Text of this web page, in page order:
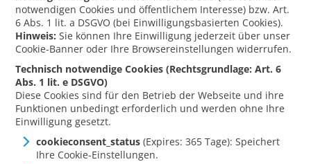
notwendigen Cookies und öffentlichem Interesse) bzw. Art.
6 Abs. 1 lit. a DSGVO (bei Einwilligungsbasierten Cookies).
Hinweis: Sie können Ihre Einwilligung jederzeit über unser
Cookie-Banner oder Ihre Browsereinstellungen widerrufen.
Technisch notwendige Cookies (Rechtsgrundlage: Art. 6
Abs. 1 lit. e DSGVO)
Diese Cookies sind für den Betrieb der Webseite und ihre
Funktionen unbedingt erforderlich und werden ohne Ihre
Einwilligung gesetzt.
cookieconsent_status (Expires: 365 Tage): Speichert
Ihre Cookie-Einstellungen.